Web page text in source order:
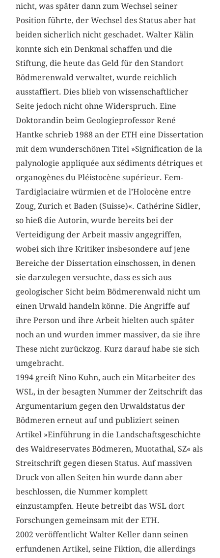
nicht, was später dann zum Wechsel seiner
Position führte, der Wechsel des Status aber hat
beiden sicherlich nicht geschadet. Walter Kälin
konnte sich ein Denkmal schaffen und die
Stiftung, die heute das Geld für den Standort
Bödmerenwald verwaltet, wurde reichlich
ausstaffiert. Dies blieb von wissenschaftlicher
Seite jedoch nicht ohne Widerspruch. Eine
Doktorandin beim Geologieprofessor René
Hantke schrieb 1988 an der ETH eine Dissertation
mit dem wunderschönen Titel »Signification de la
palynologie appliquée aux sédiments détriques et
organogènes du Pléistocène supérieur. Eem-
Tardiglaciaire würmien et de l’Holocène entre
Zoug, Zurich et Baden (Suisse)«. Cathérine Sidler,
so hieß die Autorin, wurde bereits bei der
Verteidigung der Arbeit massiv angegriffen,
wobei sich ihre Kritiker insbesondere auf jene
Bereiche der Dissertation einschossen, in denen
sie darzulegen versuchte, dass es sich aus
geologischer Sicht beim Bödmerenwald nicht um
einen Urwald handeln könne. Die Angriffe auf
ihre Person und ihre Arbeit hielten auch später
noch an und wurden immer massiver, da sie ihre
These nicht zurückzog. Kurz darauf habe sie sich
umgebracht.
1994 greift Nino Kuhn, auch ein Mitarbeiter des
WSL, in der besagten Nummer der Zeitschrift das
Argumentarium gegen den Urwaldstatus der
Bödmeren erneut auf und publiziert seinen
Artikel »Einführung in die Landschaftsgeschichte
des Waldreservates Bödmeren, Muotathal, SZ« als
Streitschrift gegen diesen Status. Auf massiven
Druck von allen Seiten hin wurde dann aber
beschlossen, die Nummer komplett
einzustampfen. Heute betreibt das WSL dort
Forschungen gemeinsam mit der ETH.
2002 veröffentlicht Walter Keller dann seinen
erfundenen Artikel, seine Fiktion, die allerdings